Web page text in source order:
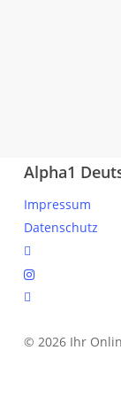
Alpha1
Impressum
Datenschutz
linkedin
instagram
spotify
© 2026 Ihr